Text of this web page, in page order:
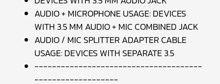
AUDIO + MICROPHONE USAGE: DEVICES
WITH 3.5 MM AUDIO + MIC COMBINED JACK
AUDIO / MIC SPLITTER ADAPTER CABLE
USAGE: DEVICES WITH SEPARATE 3.5
--------------------------------------
-------------------